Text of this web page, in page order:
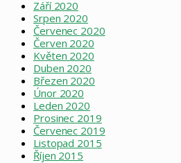
Září 2020
Srpen 2020
Červenec 2020
Červen 2020
Květen 2020
Duben 2020
Březen 2020
Únor 2020
Leden 2020
Prosinec 2019
Červenec 2019
Listopad 2015
Říjen 2015